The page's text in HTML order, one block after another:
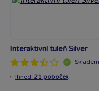
Interaktivní tuleň Silver
Skladem
· Ihned: 21 poboček